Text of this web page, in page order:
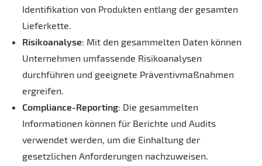
Identifikation von Produkten entlang der gesamten
Lieferkette.
Risikoanalyse: Mit den gesammelten Daten können
Unternehmen umfassende Risikoanalysen
durchführen und geeignete Präventivmaßnahmen
ergreifen.
Compliance-Reporting: Die gesammelten
Informationen können für Berichte und Audits
verwendet werden, um die Einhaltung der
gesetzlichen Anforderungen nachzuweisen.